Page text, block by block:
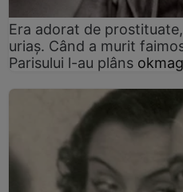
Era adorat de
uriaș. Când a murit
Parisului l-au plâns